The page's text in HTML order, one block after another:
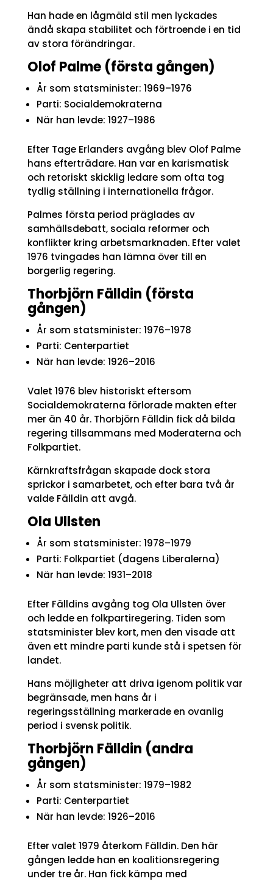
Han hade en lågmäld stil men lyckades
ändå skapa stabilitet och förtroende i en tid
av stora förändringar.
Olof Palme (första gången)
År som statsminister: 1969–1976
Parti: Socialdemokraterna
När han levde: 1927–1986
Efter Tage Erlanders avgång blev Olof Palme
hans efterträdare. Han var en karismatisk
och retoriskt skicklig ledare som ofta tog
tydlig ställning i internationella frågor.
Palmes första period präglades av
samhällsdebatt, sociala reformer och
konflikter kring arbetsmarknaden. Efter valet
1976 tvingades han lämna över till en
borgerlig regering.
Thorbjörn Fälldin (första
gången)
År som statsminister: 1976–1978
Parti: Centerpartiet
När han levde: 1926–2016
Valet 1976 blev historiskt eftersom
Socialdemokraterna förlorade makten efter
mer än 40 år. Thorbjörn Fälldin fick då bilda
regering tillsammans med Moderaterna och
Folkpartiet.
Kärnkraftsfrågan skapade dock stora
sprickor i samarbetet, och efter bara två år
valde Fälldin att avgå.
Ola Ullsten
År som statsminister: 1978–1979
Parti: Folkpartiet (dagens Liberalerna)
När han levde: 1931–2018
Efter Fälldins avgång tog Ola Ullsten över
och ledde en folkpartiregering. Tiden som
statsminister blev kort, men den visade att
även ett mindre parti kunde stå i spetsen för
landet.
Hans möjligheter att driva igenom politik var
begränsade, men hans år i
regeringsställning markerade en ovanlig
period i svensk politik.
Thorbjörn Fälldin (andra
gången)
År som statsminister: 1979–1982
Parti: Centerpartiet
När han levde: 1926–2016
Efter valet 1979 återkom Fälldin. Den här
gången ledde han en koalitionsregering
under tre år. Han fick kämpa med